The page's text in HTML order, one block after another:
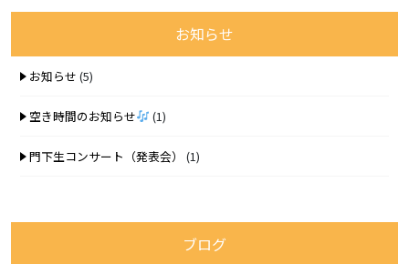
お知らせ
お知らせ (5)
空き時間のお知らせ (1)
門下生コンサート（発表会） (1)
ブログ